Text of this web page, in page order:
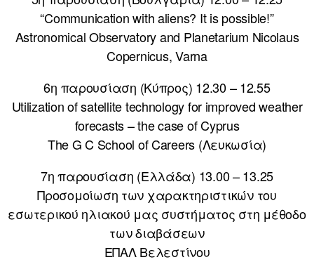
“Communication with aliens? It is possible!”
Astronomical Observatory and Planetarium Nicolaus
Copernicus, Varna
6η παρουσίαση (Κύπρος) 12.30 – 12.55
Utilization of satellite technology for improved weather
forecasts – the case of Cyprus
The G C School of Careers (Λευκωσία)
7η παρουσίαση (Ελλάδα) 13.00 – 13.25
Προσομοίωση των χαρακτηριστικών του
εσωτερικού ηλιακού μας συστήματος στη μέθοδο
των διαβάσεων
ΕΠΑΛ Βελεστίνου